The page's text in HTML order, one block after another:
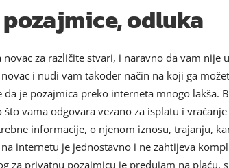
odluka
novac za različite stvari, i naravno da vam
i nudi vam također način na koji ga
da je pozajmica preko interneta mnogo lakša.
vama odgovara vezano za isplatu i
informacije, o njenom iznosu, trajanju,
internetu je jednostavno i ne zahtijeva
za privatnu pozajmicu je predujam na